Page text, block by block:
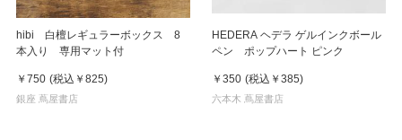
hibi 白檀レギュラーボックス 8
本入り 専用マット付
￥750 (税込 ￥825)
銀座 蔦屋書店
HEDERA ヘデラ ゲルインクボール
ペン ポップハート ピンク
￥350 (税込 ￥385)
六本木 蔦屋書店